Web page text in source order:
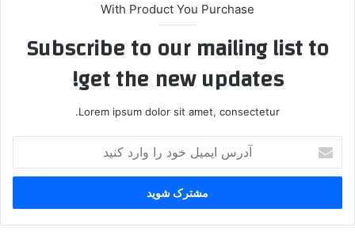
With Product You Purchase
Subscribe to our mailing list to
get the new updates!
Lorem ipsum dolor sit amet, consectetur.
ایمیل
خود
وارد
کنید